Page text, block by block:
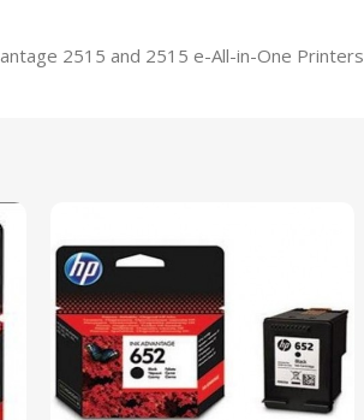
2515 and 2515 e-All-in-One Printers